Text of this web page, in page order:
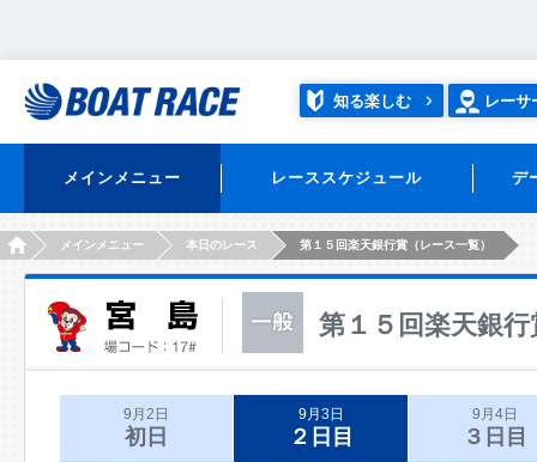
知る楽しむ レーサ
メインメニュー レーススケジュール デ
HOMEメインメニュー 本日のレース 第１５回楽天銀行賞（レース一覧）
第１５回楽天銀行
9月2日
初日
9月3日
２日目
9月4日
３日目